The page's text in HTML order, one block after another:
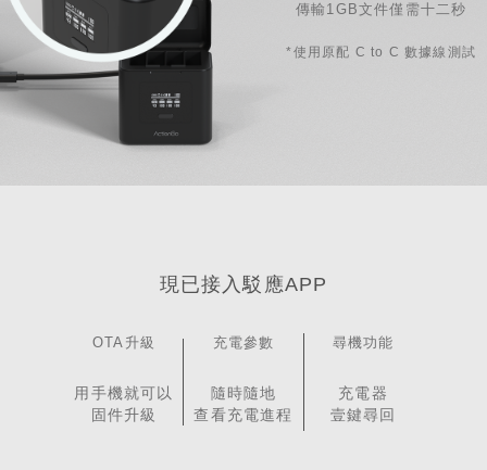
傳輸1GB文件僅需十二秒
*使用原配 C to C 數據線測試
現已接入駁應APP
OTA升級
用手機就可以
固件升級
充電參數
隨時隨地
查看充電進程
尋機功能
充電器
壹鍵尋回